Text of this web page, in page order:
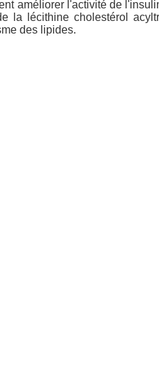
améliorer l'activité de
lécithine cholestérol
des lipides.